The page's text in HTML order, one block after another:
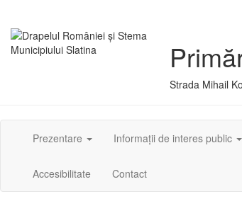
Strada Mihail
Prezentare Informații de interes public
Accesibilitate Contact